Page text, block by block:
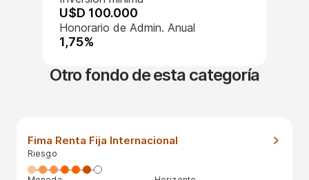
U$D 100.000
Honorario de Admin. Anual
1,75%
Otro fondo de esta categoría
Fima Renta Fija Internacional
Riesgo